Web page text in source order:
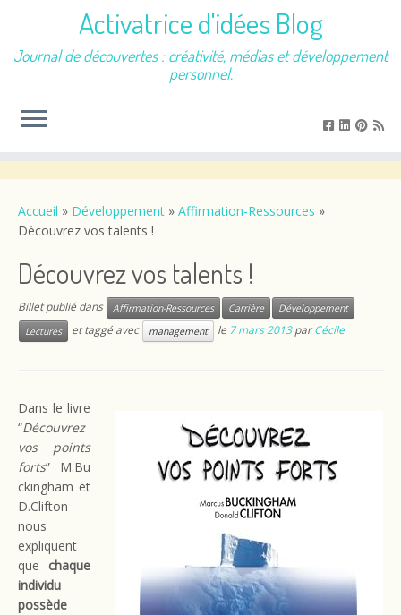
contenu
Activatrice d'idées Blog
Journal de découvertes : créativité, médias et développement
personnel.
Accueil » Développement » Affirmation-Ressources »
Découvrez vos talents !
Découvrez vos talents !
Billet publié dans Affirmation-Ressources Carrière
Développement
Lectures
et taggé avec management le 7 mars 2013 parCécile
Dans le livre
“Découvrez
vos points
forts” M.Bu
ckingham et
D.Clifton
nous
expliquent
que chaque
individu
possède